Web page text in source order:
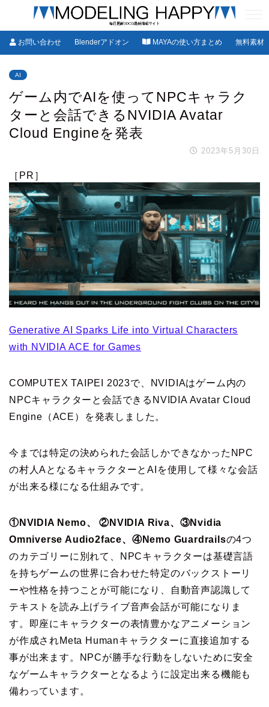
お問い合わせ Blenderアドオン MAYAの使い方まとめ 無料素材
AI
ゲーム内でAIを使ってNPCキャラク
ターと会話できるNVIDIA Avatar
Cloud Engineを発表
2023年5月30日
［PR］
Generative AI Sparks Life into Virtual Characters
with NVIDIA ACE for Games
COMPUTEX TAIPEI 2023で、NVIDIAはゲーム内の
NPCキャラクターと会話できるNVIDIA Avatar Cloud
Engine（ACE）を発表しました。
今までは特定の決められた会話しかできなかったNPC
の村人AとなるキャラクターとAIを使用して様々な会話
が出来る様になる仕組みです。
①NVIDIA Nemo、 ②NVIDIA Riva、③Nvidia
Omniverse Audio2face、④Nemo Guardrailsの4つ
のカテゴリーに別れて、NPCキャラクターは基礎言語
を持ちゲームの世界に合わせた特定のバックストーリ
ーや性格を持つことが可能になり、自動音声認識して
テキストを読み上げライブ音声会話が可能になりま
す。即座にキャラクターの表情豊かなアニメーション
が作成されMeta Humanキャラクターに直接追加する
事が出来ます。NPCが勝手な行動をしないために安全
なゲームキャラクターとなるように設定出来る機能も
備わっています。